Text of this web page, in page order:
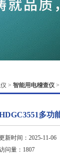
> 智能用电稽查仪 >
多功
新时间：2025-11-06
问量：1807